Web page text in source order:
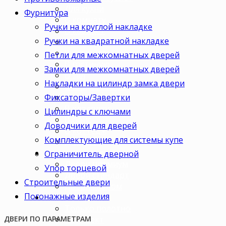
Для кухни
В комнату
В кабинет
В детскую
В спальню
В зал
В гардеробную
В коридор
В кладовку
В офис
В коттедж
Для дачи
Ценовая категория
Двери премиум
Двери стандарт
Двери эконом
Комплектация
Комплект
Фурнитура
Ручки на круглой накладке
Ручки на квадратной накладке
Петли для межкомнатных дверей
Замки для межкомнатных дверей
Накладки на цилиндр замка двери
Фиксаторы/Завертки
Цилиндры с ключами
Доводчики для дверей
Комплектующие для системы купе
Ограничитель дверной
Упор торцевой
Строительные двери
Погонажные изделия
ДВЕРИ ПО ПАРАМЕТРАМ